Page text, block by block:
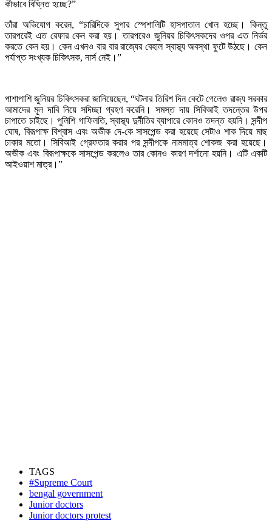
কীভাবে বিঘ্নিত হচ্ছে?”
তাঁরা অভিযোগ করেন, “চারিদিকে সুপার স্পেশালিটি হাসপাতাল খোল হচ্ছে। কিন্তু
তারপরেই এত রেফার কেন করা হয়। তারপরেও জুনিয়র চিকিৎসকদের ওপর এত নির্ভর
করতে কেন হয়। কেন এখনও বার বার রাজ্যের বেহাল স্বাস্থ্য অবস্থা ফুটে উঠছে। কেন
পর্যাপ্ত সংখ্যক চিকিৎসক, নার্স নেই।”
পাশাপাশি জুনিয়র চিকিৎসকরা জানিয়েছেন, “ঘটনার তিরিশ দিন কেটে গেলেও রাজ্য সরকার
আমাদের মূল দাবি নিয়ে সদিচ্ছা গ্রহণ করেনি। সমস্ত দায় সিবিআই তদন্তের উপর
চাপাতে চাইছে। পুলিশি গাফিলতি, স্বাস্থ্য দুর্নীতির ব্যাপারে কোনও তদন্ত হয়নি। সন্দীপ
ঘোষ, বিরূপাক্ষ বিশ্বাস এবং অভীক দে-কে সাসপেন্ড করা হয়েছে সেটাও শাক দিয়ে মাছ
ঢাকার মতো। সিবিআই গ্রেফতার করার পর সন্দীপকে নামমাত্র শোকজ করা হয়েছে।
অভীক এবং বিরূপাক্ষকে সাসপেন্ড করলেও তার কোনও কারণ দর্শানো হয়নি। এটি একটি
আইওয়াশ মাত্র।”
TAGS
#Supreme Court
bengal government
Junior doctors
Junior doctors protest